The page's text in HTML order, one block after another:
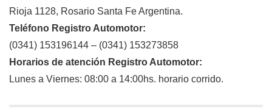
Rioja 1128, Rosario Santa Fe Argentina.
Teléfono Registro Automotor:
(0341) 153196144 – (0341) 153273858
Horarios de atención Registro Automotor:
Lunes a Viernes: 08:00 a 14:00hs. horario corrido.